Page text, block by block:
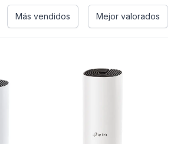
Más vendidos Mejor valorados